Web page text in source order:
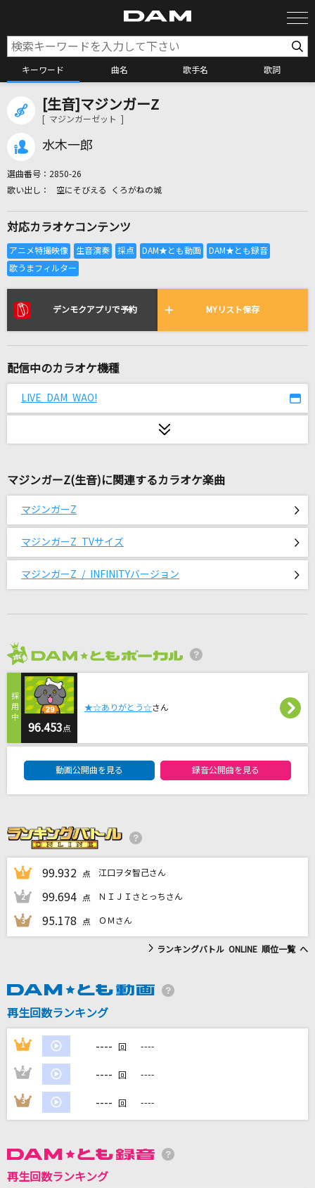
キーワード 曲名 歌手名 歌詞
カラオケ検索
全国りれき
リアルタイムで歌われている曲の一覧
[生音]ORION
[生音]オリビアを聴きながら
杏里(ANRI)
AiScReam
バニー
[良音]ONE
ヴィラン
てにをは feat.flower
[生音]Beautiful
Superfly
and I'm home
美樹さやか(喜多村英梨)・佐倉杏子(野中藍)
DAMの新曲・ランキングなど
DAMに会員登録・ログインして
カラオケをもっと楽しもう！
自宅でカラオケ歌い放題！
[生音]マジンガーZ
[ マジンガーゼット ]
水木一郎
選曲番号： 2850-26
空にそびえる くろがねの城
対応カラオケコンテンツ
デンモクアプリで予約 MYリスト保存
配信中のカラオケ機種
LIVE DAM WAO!
マジンガーZ(生音)に関連するカラオケ楽曲
マジンガーZ
マジンガーZ TVサイズ
マジンガーZ / INFINITYバージョン
96.453点
★☆ありがとう☆さん
動画公開曲を見る 録音公開曲を見る
1 99.932 点 江口ヲタ智己さん
2 99.694 点 ＮＩＪＩさとっちさん
3 95.178 点 ＯＭさん
ランキングバトル ONLINE 順位一覧 へ
再生回数ランキング
1 ---- 回 ----
2 ---- 回 ----
3 ---- 回 ----
再生回数ランキング